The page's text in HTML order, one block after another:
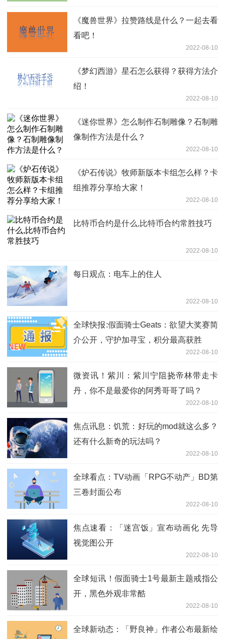
《魔兽世界》拉赞路线是什么？一起去看
看吧！
2022-08-10
《梦幻西游》星石怎么获得？获得方法介
绍！
2022-08-10
《迷你世界》怎么制作石制雕像？石制雕
像制作方法是什么？
2022-08-10
《炉石传说》牧师新版本卡组怎么样？卡
组推荐分享给大家！
2022-08-10
比特币合约是什么,比特币合约常胜技巧
2022-08-10
每日观点：电车上的住人
2022-08-10
全球快报:假面骑士Geats：欲望大奖赛简
介公开，守护加寻宝，积分最高获胜
2022-08-10
微资讯！紫川：紫川宁阻挠帝林带走卡
丹，你不是最爱你的阿秀哥哥了吗？
2022-08-10
焦点讯息：饥荒：好玩的mod就这么多？
还有什么新奇的玩法吗？
2022-08-10
全球看点：TV动画「RPG不动产」BD第
三卷封面公布
2022-08-10
焦点速看：「迷宫饭」宣布动画化 先导
视觉图公开
2022-08-10
全球短讯！假面骑士1号最新主题戒指公
开，黑色外观非常酷
2022-08-10
全球新动态：「野良神」作者公布最新绘